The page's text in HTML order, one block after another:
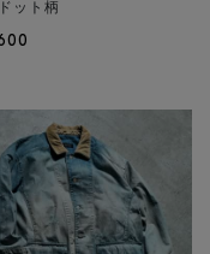
ット柄